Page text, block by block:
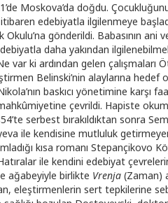
Moskova’da doğdu.
edebiyatla ilgilenmeye
gönderildi. Babasının
daha yakından
var ki ardından gelen çalışmaları
Belinski’nin alaylarına
baskıcı yönetimine karşı
çevrildi. Hapiste
serbest bırakıldıktan sonra
ile kendisine mutluluk
kısa romanı
ile kendini edebiyat
ağabeyiyle birlikte Vrenja (Zaman)
eleştirmenlerin sert tepkilerine